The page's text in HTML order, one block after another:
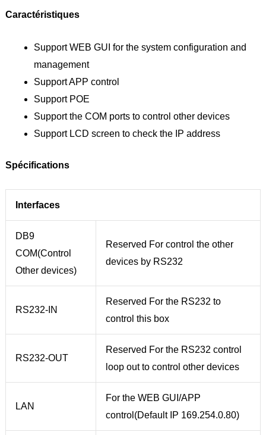
Caractéristiques
Support WEB GUI for the system configuration and
management
Support APP control
Support POE
Support the COM ports to control other devices
Support LCD screen to check the IP address
Spécifications
Interfaces
DB9
COM(Control
Other devices)
Reserved For control the other
devices by RS232
RS232-IN
Reserved For the RS232 to
control this box
RS232-OUT
Reserved For the RS232 control
loop out to control other devices
LAN
For the WEB GUI/APP
control(Default IP 169.254.0.80)